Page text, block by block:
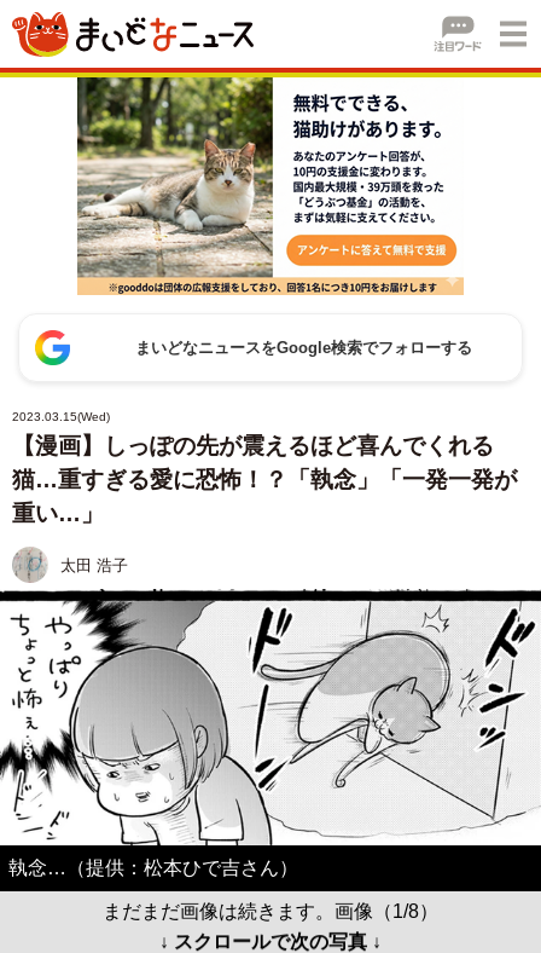
まいどなニュースをGoogle検索でフォローする
2023.03.15(Wed)
【漫画】しっぽの先が震えるほど喜んでくれる
猫…重すぎる愛に恐怖！？「執念」「一発一発が
重い…」
太田 浩子
執念…（提供：松本ひで吉さん）
まだまだ画像は続きます。画像（1/8）
↓ スクロールで次の写真 ↓